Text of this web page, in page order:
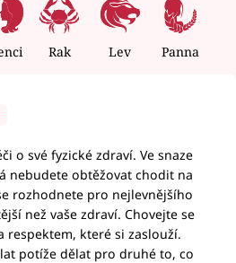
Rak Lev Panna
o své fyzické zdraví. Ve snaze
nebudete obtěžovat chodit na
rozhodnete pro nejlevnějšího
než vaše zdraví. Chovejte se
respektem, které si zaslouží.
potíže dělat pro druhé to, co